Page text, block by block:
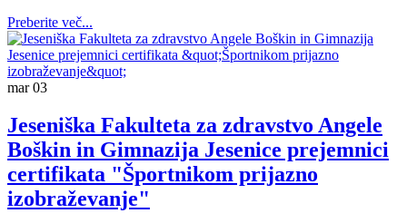
Preberite več...
mar03
Jeseniška Fakulteta za zdravstvo Angele
Boškin in Gimnazija Jesenice prejemnici
certifikata "Športnikom prijazno
izobraževanje"